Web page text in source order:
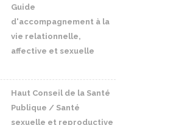
Guide
d'accompagnement à la
vie relationnelle,
affective et sexuelle
Haut Conseil de la Santé
Publique / Santé
sexuelle et reproductive